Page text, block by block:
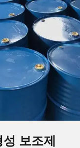
보조제